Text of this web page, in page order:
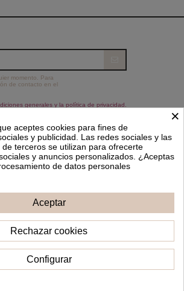
momento. Para
de contacto en el
generales y la política de privacidad.
×
aceptes cookies para fines de
y publicidad. Las redes sociales y las
terceros se utilizan para ofrecerte
y anuncios personalizados. ¿Aceptas
de datos personales
Aceptar
Rechazar cookies
Configurar